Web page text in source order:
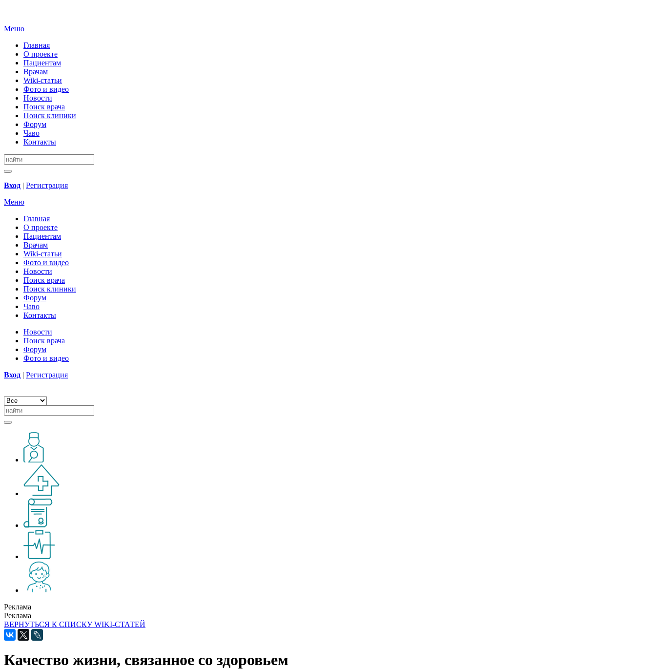
Меню
Главная
О проекте
Пациентам
Врачам
Wiki-статьи
Фото и видео
Новости
Поиск врача
Поиск клиники
Форум
Чаво
Контакты
Вход | Регистрация
Меню
Главная
О проекте
Пациентам
Врачам
Wiki-статьи
Фото и видео
Новости
Поиск врача
Поиск клиники
Форум
Чаво
Контакты
Новости
Поиск врача
Форум
Фото и видео
Вход | Регистрация
Реклама
Реклама
ВЕРНУТЬСЯ К СПИСКУ WIKI-СТАТЕЙ
Качество жизни, связанное со здоровьем